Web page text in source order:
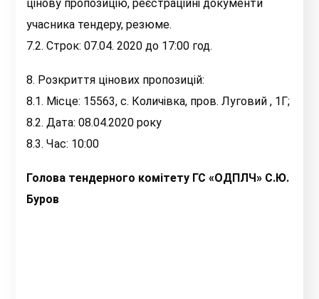
цінову пропозицію, реєстраційні документи
учасника тендеру, резюме.
7.2. Строк: 07.04. 2020 до 17:00 год.
8. Розкриття цінових пропозицій:
8.1. Місце: 15563, с. Количівка, пров. Луговий , 1Г;
8.2. Дата: 08.04.2020 року
8.3. Час: 10:00
Голова тендерного комітету ГС «ОДПЛЧ» С.Ю.
Буров